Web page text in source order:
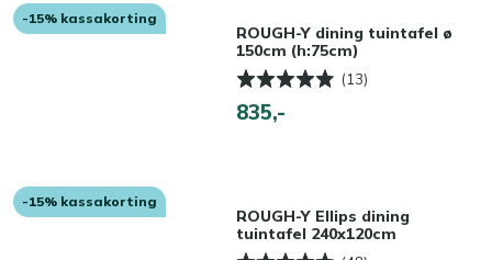
-15% kassakorting
ROUGH-Y dining tuintafel ø
150cm (h:75cm)
(13)
835,-
-15% kassakorting
ROUGH-Y Ellips dining
tuintafel 240x120cm